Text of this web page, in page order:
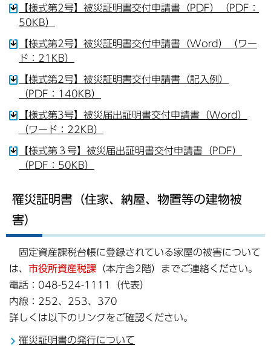
【様式第2号】被災証明書交付申請書（PDF）（PDF：
50KB）
【様式第2号】被災証明書交付申請書（Word）（ワー
ド：21KB）
【様式第2号】被災証明書交付申請書（記入例）
（PDF：140KB）
【様式第3号】被災届出証明書交付申請書（Word）
（ワード：22KB）
【様式第３号】被災届出証明書交付申請書（PDF）
（PDF：50KB）
罹災証明書（住家、納屋、物置等の建物被
害）
固定資産課税台帳に登録されている家屋の被害について
は、 市役所資産税課 （本庁舎2階）までご連絡ください。
電話：048-524-1111（代表）
内線：252、253、370
詳しくは以下のリンクをご確認ください。
罹災証明書の発行について